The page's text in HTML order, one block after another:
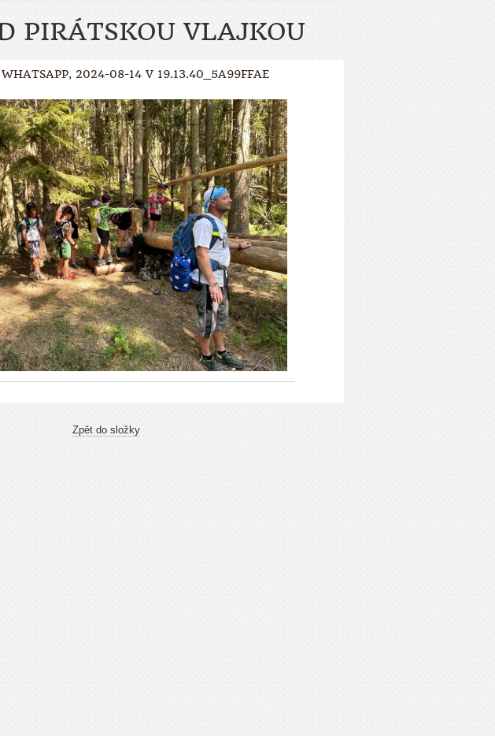
PIRÁTSKOU VLAJKOU
WHATSAPP, 2024-08-14 V 19.13.40_5A99FFAE
Zpět do složky